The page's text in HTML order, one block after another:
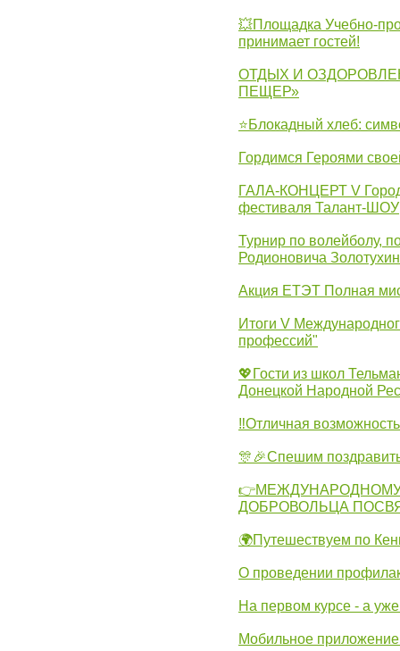
💥Площадка Учебно-
принимает гостей!
ОТДЫХ И
ПЕЩЕР»
⭐Блокадный хлеб:
Гордимся Героями
ГАЛА-КОНЦЕРТ V
фестиваля Талант-ШОУ
Турнир по волейболу,
Родионовича
Акция ЕТЭТ Полная
Итоги V
профессий"
💖Гости из школ
Донецкой Народной
‼Отличная
🎊🎉Спешим
ДОБРОВОЛЬЦА
🌍Путешествуем по
О проведении
На первом курсе - а
Мобильное